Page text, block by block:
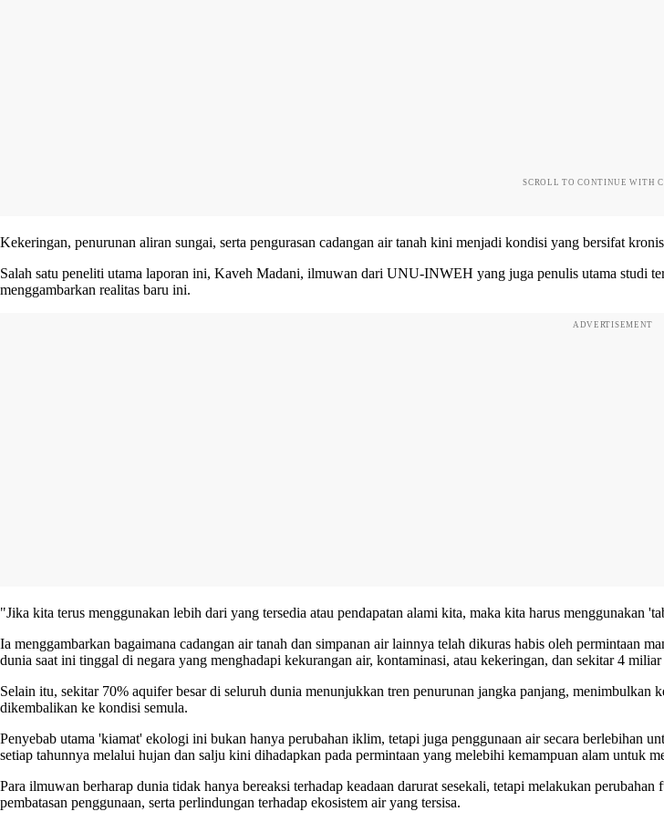
SCROLL TO CONTINUE WITH
Kekeringan, penurunan aliran sungai, serta pengurasan cadangan air tanah kini menjadi kondisi yang bersifat
Salah satu peneliti utama laporan ini, Kaveh Madani, ilmuwan dari UNU-INWEH yang juga penulis utama studi
menggambarkan realitas baru ini.
ADVERTISEMENT
"Jika kita terus menggunakan lebih dari yang tersedia atau pendapatan alami kita, maka kita harus menggunakan
Ia menggambarkan bagaimana cadangan air tanah dan simpanan air lainnya telah dikuras habis oleh permintaan
dunia saat ini tinggal di negara yang menghadapi kekurangan air, kontaminasi, atau kekeringan, dan sekitar 4
Selain itu, sekitar 70% aquifer besar di seluruh dunia menunjukkan tren penurunan jangka panjang,
dikembalikan ke kondisi semula.
Penyebab utama 'kiamat' ekologi ini bukan hanya perubahan iklim, tetapi juga penggunaan air secara berlebihan
setiap tahunnya melalui hujan dan salju kini dihadapkan pada permintaan yang melebihi kemampuan alam untuk
Para ilmuwan berharap dunia tidak hanya bereaksi terhadap keadaan darurat sesekali, tetapi melakukan
pembatasan penggunaan, serta perlindungan terhadap ekosistem air yang tersisa.